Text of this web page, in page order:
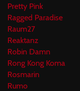
Pretty Pink
Ragged Paradise
Raum27
Reaktanz
Robin Damn
Rong Kong Koma
Rosmarin
Rumo